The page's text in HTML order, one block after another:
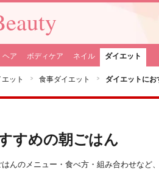
ヘア ボディケア ネイル ダイエット
エット 食事ダイエット ダイエットに
すめの朝ごはん
んのメニュー・食べ方・組み合わせなど